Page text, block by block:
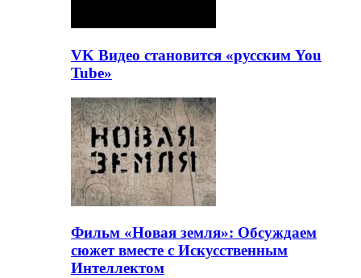
VK Видео становится «русским You
Tube»
Фильм «Новая земля»: Обсуждаем
сюжет вместе с Искусственным
Интеллектом